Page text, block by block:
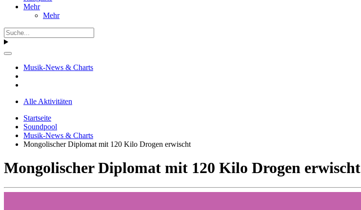
Mehr
Mehr
Musik-News & Charts
Alle Aktivitäten
Startseite
Soundpool
Musik-News & Charts
Mongolischer Diplomat mit 120 Kilo Drogen erwischt
Mongolischer Diplomat mit 120 Kilo Drogen erwischt